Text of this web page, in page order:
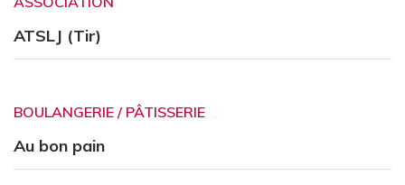
ATSLJ (Tir)
BOULANGERIE / PÂTISSERIE
Au bon pain